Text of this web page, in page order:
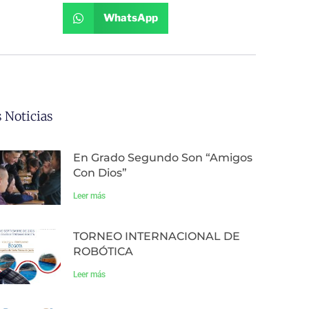
WhatsApp
Noticias
En Grado Segundo Son “Amigos
Con Dios”
Leer más
TORNEO INTERNACIONAL DE
ROBÓTICA
Leer más